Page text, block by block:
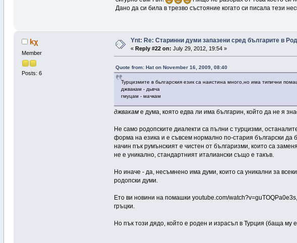
Дано да си била в трезво състояние когато си писала тези
kχ
Member
Posts: 6
Ynt: Re: Старинни думи запазени сред българите в
« Reply #22 on: July 29, 2012, 19:54 »
Quote from: Hat on November 16, 2009, 08:40
Турцизмите в бьлгарския език са наистина много,но има типични
джвакам - дьвча
гмуцам - мачкам
джвакам е дума, която едва ли има българин, който да не я
Не само родопските диалекти са пълни с турцизми,
форма на езика и е съвсем нормално по-стария български да
начин пък румънският е чистен от българизми, които са
не е уникално, стандартният италиански също е такъв.
Но иначе - да, несъмнено има думи, които са уникални за
родопски думи.
Ето ви новини на помашки youtube.com/
гръцки.
Но пък този дядо, който е роден и израсъл в Турция (баща му